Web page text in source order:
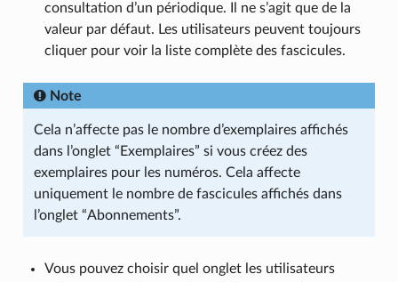
consultation d’un périodique. Il ne s’agit que de la
valeur par défaut. Les utilisateurs peuvent toujours
cliquer pour voir la liste complète des fascicules.
Note
Cela n’affecte pas le nombre d’exemplaires affichés
dans l’onglet “Exemplaires” si vous créez des
exemplaires pour les numéros. Cela affecte
uniquement le nombre de fascicules affichés dans
l’onglet “Abonnements”.
Vous pouvez choisir quel onglet les utilisateurs